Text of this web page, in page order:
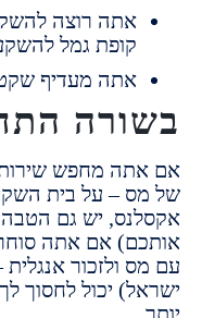
אתה רוצה להשקיע גם
קופת גמל להשקעה)
אתה מעדיף שקט נפשי
מחפש שירות נוח,
– על בית השקעות
יש גם הטבה דרכי,
אם אתה סוחר
ולזכור אנגלית –
יכול לחסוך לך הרבה